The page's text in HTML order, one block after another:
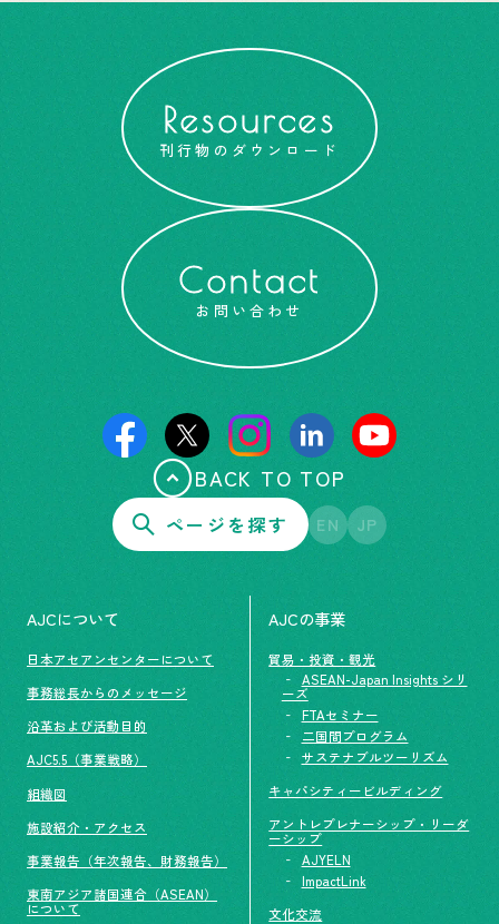
Resources
刊行物のダウンロード
Contact
お問い合わせ
BACK TO TOP
ページを探す EN JP
AJCについて
日本アセアンセンターについて
事務総長からのメッセージ
沿革および活動目的
AJC5.5（事業戦略）
組織図
施設紹介・アクセス
事業報告（年次報告、財務報告）
東南アジア諸国連合（ASEAN）
について
AJCの事業
貿易・投資・観光
ASEAN-Japan Insights シリ
ーズ
FTAセミナー
二国間プログラム
サステナブルツーリズム
キャパシティービルディング
アントレプレナーシップ・リーダ
ーシップ
AJYELN
ImpactLink
文化交流